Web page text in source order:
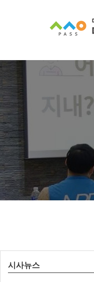
시사뉴스